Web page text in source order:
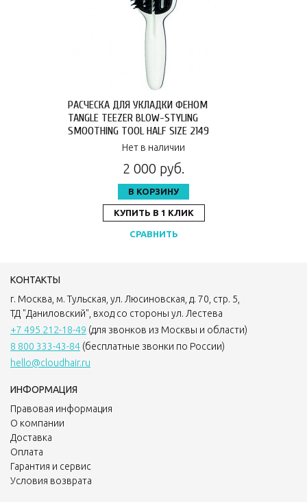
РАСЧЕСКА ДЛЯ УКЛАДКИ ФЕНОМ
TANGLE TEEZER BLOW-STYLING
SMOOTHING TOOL HALF SIZE 2149
Нет в наличии
2 000 руб.
В КОРЗИНУ
КУПИТЬ В 1 КЛИК
СРАВНИТЬ
КОНТАКТЫ
г. Москва, м. Тульская, ул. Люсиновская, д. 70, стр. 5,
ТД "Даниловский", вход со стороны ул. Лестева
+7 495 212-18-49 (для звонков из Москвы и области)
8 800 333-43-84 (бесплатные звонки по России)
hello@cloudhair.ru
ИНФОРМАЦИЯ
Правовая информация
О компании
Доставка
Оплата
Гарантия и сервис
Условия возврата